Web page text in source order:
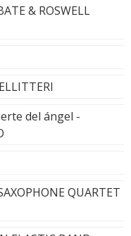
& ROSWELL
del ángel -
QUARTET